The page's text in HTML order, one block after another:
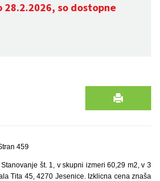
so dostopne
459
št. 1, v skupni izmeri 60,29 m2, v 3
Tita 45, 4270 Jesenice. Izklicna cena znaša